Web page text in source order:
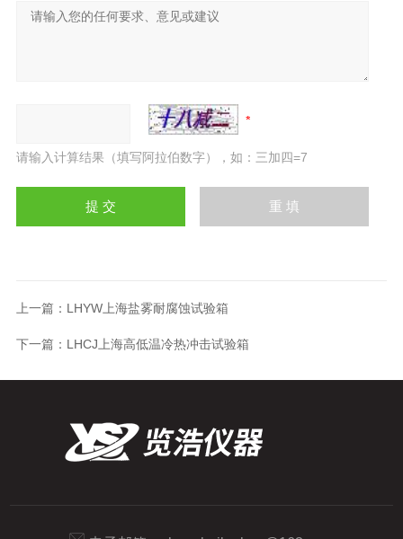
请输入计算结果（填写阿拉伯数字），如：三加四=7
上一篇： LHYW上海盐雾耐腐蚀试验箱
下一篇： LHCJ上海高低温冷热冲击试验箱